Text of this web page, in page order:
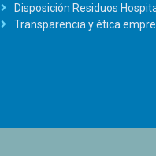
Disposición Residuos
Transparencia y ética